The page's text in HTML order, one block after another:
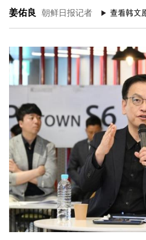
姜佑良 朝鲜日报记者